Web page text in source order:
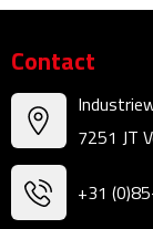
Reisstekkers
Reissetjes
Contact
7251 JT
+31